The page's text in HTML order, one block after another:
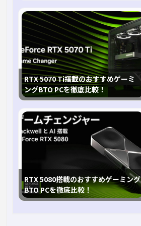
RTX 5070 Ti搭載のおすすめゲーミ
ングBTO PCを徹底比較！
RTX 5080搭載のおすすめゲーミング
BTO PCを徹底比較！